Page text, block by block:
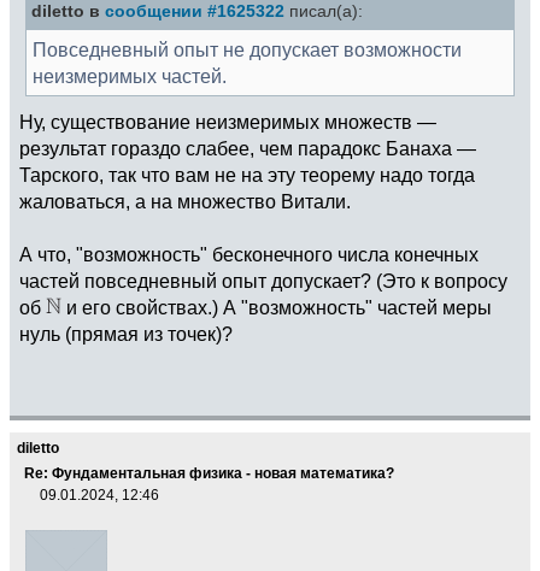
diletto в сообщении #1625322 писал(а):
Повседневный опыт не допускает возможности
неизмеримых частей.
Ну, существование неизмеримых множеств —
результат гораздо слабее, чем парадокс Банаха —
Тарского, так что вам не на эту теорему надо тогда
жаловаться, а на множество Витали.
А что, "возможность" бесконечного числа конечных
частей повседневный опыт допускает? (Это к вопросу
об
и его свойствах.) А "возможность" частей меры
нуль (прямая из точек)?
diletto
Re: Фундаментальная физика - новая математика?
09.01.2024, 12:46